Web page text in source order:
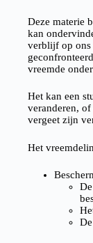
Deze materie
kan
verblijf op ons
vreemde
Het kan een
veranderen,
vergeet zijn
Het